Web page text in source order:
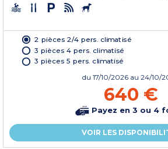
2 pièces 2/4 pers. climatisé
3 pièces 4 pers. climatisé
3 pièces 5 pers. climatisé
du 17/10/2026 au 24/10/
640 €
Payez en 3 ou 4
VOIR LES